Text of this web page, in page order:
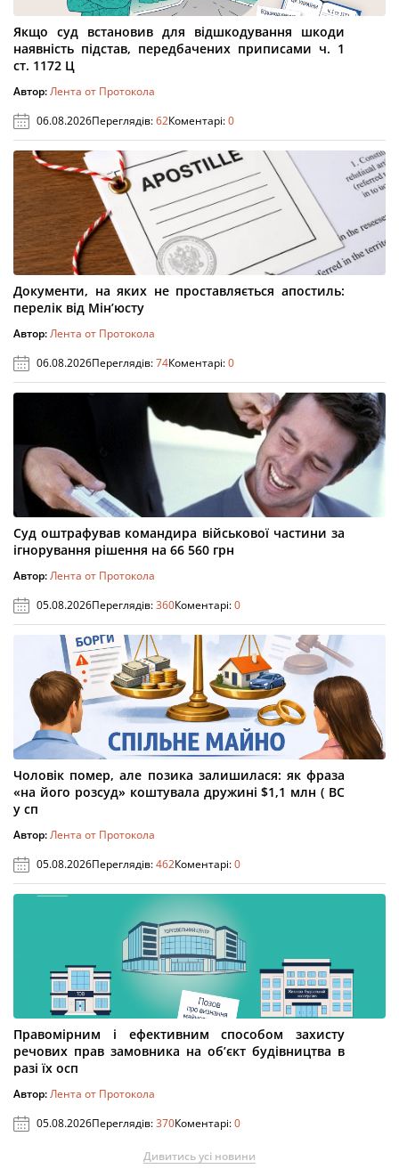
Якщо суд встановив для відшкодування шкоди
наявність підстав, передбачених приписами ч. 1
ст. 1172 Ц
Автор:Лента от Протокола
06.08.2026Переглядів:62Коментарі:0
Документи, на яких не проставляється апостиль:
перелік від Мін’юсту
Автор:Лента от Протокола
06.08.2026Переглядів:74Коментарі:0
Суд оштрафував командира військової частини за
ігнорування рішення на 66 560 грн
Автор:Лента от Протокола
05.08.2026Переглядів:360Коментарі:0
Чоловік помер, але позика залишилася: як фраза
«на його розсуд» коштувала дружині $1,1 млн ( ВС
у сп
Автор:Лента от Протокола
05.08.2026Переглядів:462Коментарі:0
Правомірним і ефективним способом захисту
речових прав замовника на об’єкт будівництва в
разі їх осп
Автор:Лента от Протокола
05.08.2026Переглядів:370Коментарі:0
Дивитись усі новини